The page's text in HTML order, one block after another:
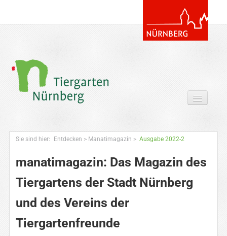
Entdecken
Zoowissen & Co
Angebote
Sie sind hier: Entdecken > Manatimagazin > Ausgabe 2022-2
manatimagazin: Das Magazin des
Tiergartens der Stadt Nürnberg
und des Vereins der
Tiergartenfreunde